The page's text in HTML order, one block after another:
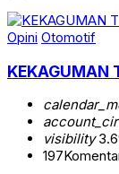
Opini Otomotif
KEKAGUMAN
visibility
197